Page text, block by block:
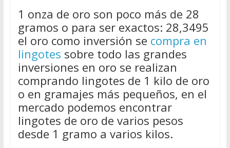
1 onza de oro son poco más de 28
gramos o para ser exactos: 28,3495
el oro como inversión se compra en
lingotes sobre todo las grandes
inversiones en oro se realizan
comprando lingotes de 1 kilo de oro
o en gramajes más pequeños, en el
mercado podemos encontrar
lingotes de oro de varios pesos
desde 1 gramo a varios kilos.